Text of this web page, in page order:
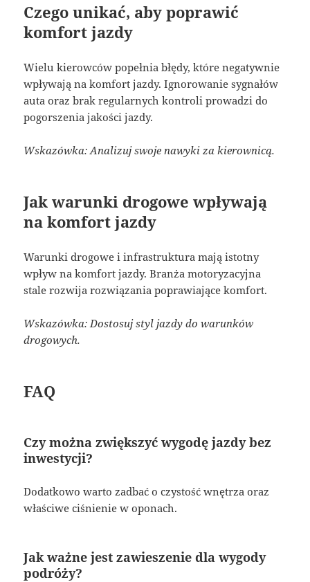
Czego unikać, aby poprawić
komfort jazdy
Wielu kierowców popełnia błędy, które negatywnie
wpływają na komfort jazdy. Ignorowanie sygnałów
auta oraz brak regularnych kontroli prowadzi do
pogorszenia jakości jazdy.
Wskazówka: Analizuj swoje nawyki za kierownicą.
Jak warunki drogowe wpływają
na komfort jazdy
Warunki drogowe i infrastruktura mają istotny
wpływ na komfort jazdy. Branża motoryzacyjna
stale rozwija rozwiązania poprawiające komfort.
Wskazówka: Dostosuj styl jazdy do warunków
drogowych.
FAQ
Czy można zwiększyć wygodę jazdy bez
inwestycji?
Dodatkowo warto zadbać o czystość wnętrza oraz
właściwe ciśnienie w oponach.
Jak ważne jest zawieszenie dla wygody
podróży?